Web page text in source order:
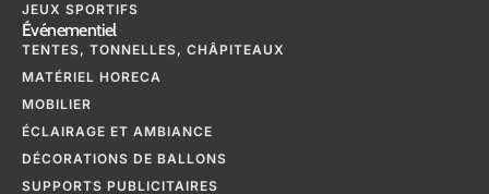
JEUX SPORTIFS
Événementiel
TENTES, TONNELLES, CHÂPITEAUX
MATÉRIEL HORECA
MOBILIER
ÉCLAIRAGE ET AMBIANCE
DÉCORATIONS DE BALLONS
SUPPORTS PUBLICITAIRES